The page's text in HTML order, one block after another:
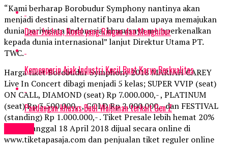
“Kami berharap Borobudur Symphony nantinya akan
menjadi destinasi alternatif baru dalam upaya memajukan
dunia pariwisata Indonesia, khususnya memperkenalkan
kepada dunia internasional” lanjut Direktur Utama PT.
TWC.
Harga tiket Borobudur Symphony 2018 MARIAH CAREY
Live In Concert dibagi menjadi 5 kelas; SUPER VVIP (seat)
ON CALL, DIAMOND (seat) Rp 7.000.000,- , PLATINUM
(seat) Rp 3.500.000,- , GOLD Rp 2.000.000,- dan FESTIVAL
(standing) Rp 1.000.000,- . Tiket Presale lebih hemat 20%
hanya tanggal 18 April 2018 dijual secara online di
www.tiketapasaja.com dan penjualan tiket reguler online
Dear Joshua, Novel yang Ringan dan Menghibur
Kemenperin Ajak Industri Kecil Buat Karya Berkualitas
Pandangan khusus Budi Waljiman terkait Gen Z